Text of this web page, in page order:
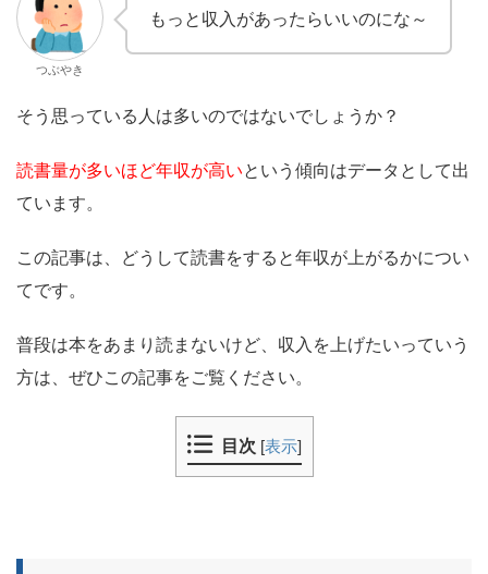
つぶやき
もっと収入があったらいいのにな～
そう思っている人は多いのではないでしょうか？
読書量が多いほど年収が高いという傾向はデータとして出
ています。
この記事は、どうして読書をすると年収が上がるかについ
てです。
普段は本をあまり読まないけど、収入を上げたいっていう
方は、ぜひこの記事をご覧ください。
目次 [表示]